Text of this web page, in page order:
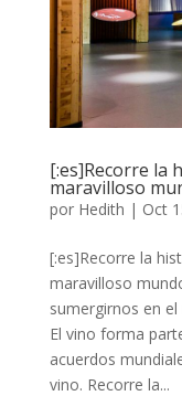
[:es]Recorre la
maravilloso
por Hedith | Oct
[:es]Recorre la
maravilloso
sumergirnos en
El vino forma
acuerdos
vino. Recorre la...